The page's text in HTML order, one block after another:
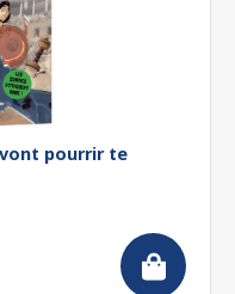
pourrir te